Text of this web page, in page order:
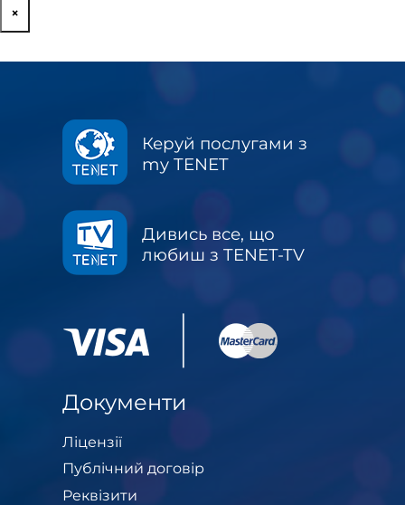
×
Керуй послугами з
my TENET
Дивись все, що
любиш з TENET-TV
Документи
Ліцензії
Публічний договір
Реквізити